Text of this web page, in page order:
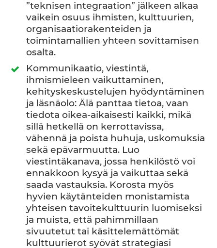
”teknisen integraation” jälkeen alkaa
vaikein osuus ihmisten, kulttuurien,
organisaatiorakenteiden ja
toimintamallien yhteen sovittamisen
osalta.
Kommunikaatio, viestintä,
ihmismieleen vaikuttaminen,
kehityskeskustelujen hyödyntäminen
ja läsnäolo: Älä panttaa tietoa, vaan
tiedota oikea-aikaisesti kaikki, mikä
sillä hetkellä on kerrottavissa,
vähennä ja poista huhuja, uskomuksia
sekä epävarmuutta. Luo
viestintäkanava, jossa henkilöstö voi
ennakkoon kysyä ja vaikuttaa sekä
saada vastauksia. Korosta myös
hyvien käytänteiden monistamista
yhteisen tavoitekulttuurin luomiseksi
ja muista, että pahimmillaan
sivuutetut tai käsittelemättömät
kulttuurierot syövät strategiasi